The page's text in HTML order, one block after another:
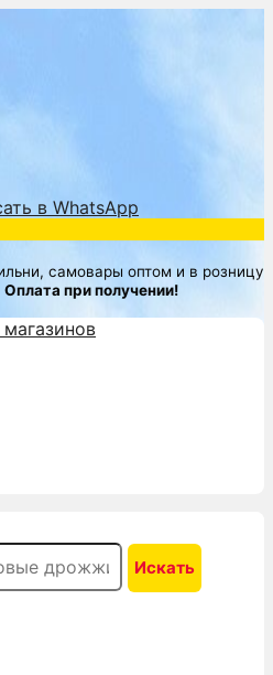
в WhatsApp
самовары оптом и в розницу
Оплата при получении!